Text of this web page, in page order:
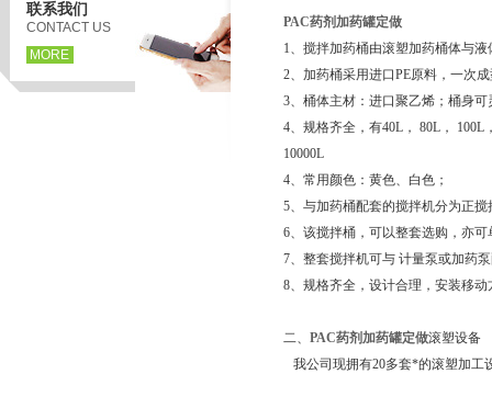
联系我们
CONTACT US
MORE
PAC药剂加药罐定做
1、搅拌加药桶由滚塑加药桶体与
2、加药桶采用进口PE原料，一次
3、桶体主材：进口聚乙烯；桶身
4、规格齐全，有40L， 80L， 100L
10000L
4、常用颜色：黄色、白色；
5、与加药桶配套的搅拌机分为正
6、该搅拌桶，可以整套选购，亦
7、整套搅拌机可与 计量泵或加药
8、规格齐全，设计合理，安装移
二、 PAC药剂加药罐定做滚塑设备
我公司现拥有20多套*的滚塑加工